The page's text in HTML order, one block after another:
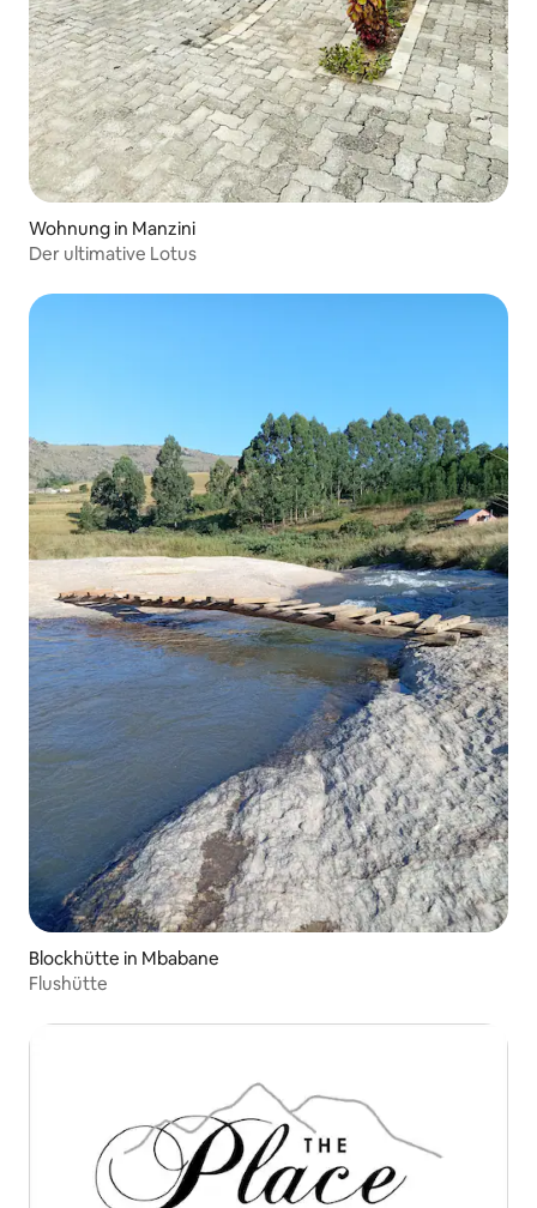
Wohnung in Manzini
Der ultimative Lotus
Blockhütte in Mbabane
Flushütte